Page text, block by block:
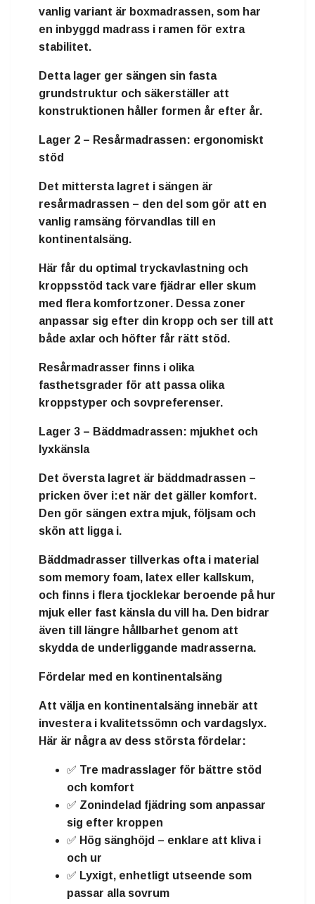
vanlig variant är boxmadrassen, som har
en inbyggd madrass i ramen för extra
stabilitet.
Detta lager ger sängen sin fasta
grundstruktur och säkerställer att
konstruktionen håller formen år efter år.
Lager 2 – Resårmadrassen: ergonomiskt
stöd
Det mittersta lagret i sängen är
resårmadrassen – den del som gör att en
vanlig ramsäng förvandlas till en
kontinentalsäng.
Här får du optimal tryckavlastning och
kroppsstöd tack vare fjädrar eller skum
med flera komfortzoner. Dessa zoner
anpassar sig efter din kropp och ser till att
både axlar och höfter får rätt stöd.
Resårmadrasser finns i olika
fasthetsgrader för att passa olika
kroppstyper och sovpreferenser.
Lager 3 – Bäddmadrassen: mjukhet och
lyxkänsla
Det översta lagret är bäddmadrassen –
pricken över i:et när det gäller komfort.
Den gör sängen extra mjuk, följsam och
skön att ligga i.
Bäddmadrasser tillverkas ofta i material
som memory foam, latex eller kallskum,
och finns i flera tjocklekar beroende på hur
mjuk eller fast känsla du vill ha. Den bidrar
även till längre hållbarhet genom att
skydda de underliggande madrasserna.
Fördelar med en kontinentalsäng
Att välja en kontinentalsäng innebär att
investera i kvalitetssömn och vardagslyx.
Här är några av dess största fördelar:
✅ Tre madrasslager för bättre stöd
och komfort
✅ Zonindelad fjädring som anpassar
sig efter kroppen
✅ Hög sänghöjd – enklare att kliva i
och ur
✅ Lyxigt, enhetligt utseende som
passar alla sovrum